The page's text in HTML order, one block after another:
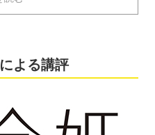
んな作品が読みたいかも
よる講評